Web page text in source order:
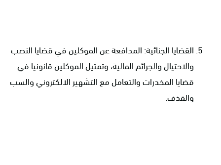
القضايا الجنائية: المدافعة عن الموكلين في قضايا النصب
والاحتيال والجرائم المالية، وتمثيل الموكلين قانونيا في
قضايا المخدرات والتعامل مع التشهير الالكتروني والسب
والقذف.